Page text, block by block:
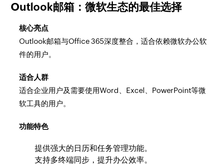
Outlook邮箱：微软生态的最佳选择
核心亮点
Outlook邮箱与Office 365深度整合，适合依赖微软办公软
件的用户。
适合人群
适合企业用户及需要使用Word、Excel、PowerPoint等微
软工具的用户。
功能特色
提供强大的日历和任务管理功能。
支持多终端同步，提升办公效率。